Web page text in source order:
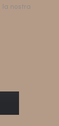
nostra